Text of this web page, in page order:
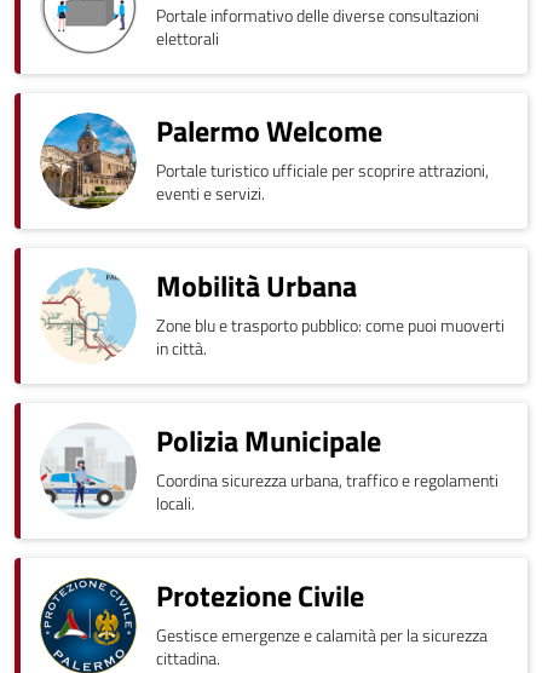
Portale informativo delle diverse consultazioni
elettorali
Palermo Welcome
Portale turistico ufficiale per scoprire attrazioni,
eventi e servizi.
Mobilità Urbana
Zone blu e trasporto pubblico: come puoi muoverti
in città.
Polizia Municipale
Coordina sicurezza urbana, traffico e regolamenti
locali.
Protezione Civile
Gestisce emergenze e calamità per la sicurezza
cittadina.